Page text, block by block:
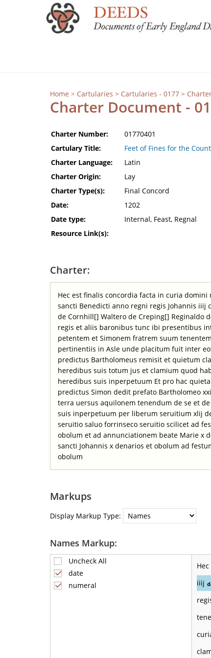
Home > Cartularies > Cartularies - 0177 >
Charter Document -
Charter Number:
01770401
Cartulary Title:
Feet of Fines for the
Charter Language:
Latin
Charter Origin:
Lay
Charter Type(s):
Final Concord
Date:
1202
Date type:
Internal, Feast, Regnal
Resource Link(s):
Charter:
Hec est finalis concordia facta in curia
sancti Benedicti anno regni regis Johannis iiij
de Cornhill[] Waltero de Creping[] Reginaldo
regis et aliis baronibus tunc ibi presentibus
petentem et Simonem fratrem suum
pertinentiis in Asle unde placitum fuit inter
predictus Bartholomeus remisit et quietum
heredibus suis totum jus et clamium quod
heredibus suis inperpetuum Et pro hac
predictus Simon dedit prefato Bartholomeo
terra uersus aquilonem tenendum de se et
suis inperpetuum per liberum seruitium xlij
seruitio saluo forrinseco seruitio scilicet ad
obolum et ad annunciationem beate Marie x
sancti Johannis x denarios et obolum ad
obolum
Markups
Display Markup Type:
Names Markup:
Uncheck All
date
numeral
iiij